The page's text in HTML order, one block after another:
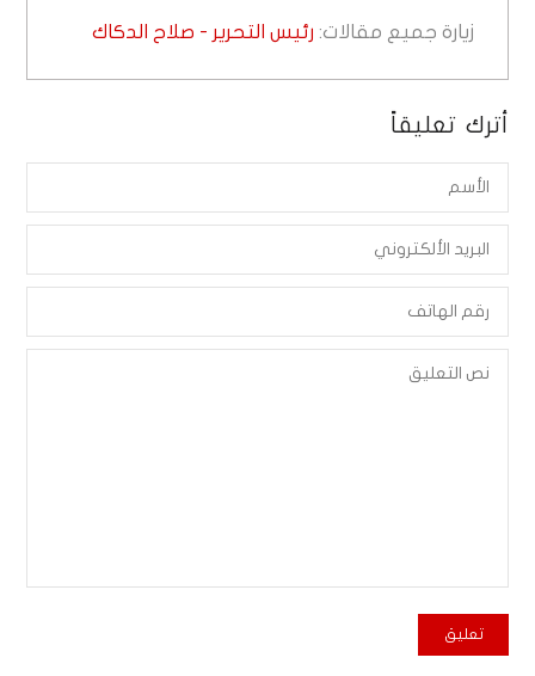
زيارة جميع مقالات: رئيس التحرير - صلاح الدكاك
أترك تعليقاً